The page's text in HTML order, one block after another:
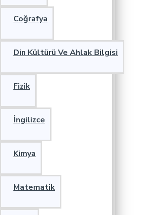
Coğrafya
Din Kültürü Ve Ahlak Bilgisi
Fizik
İngilizce
Kimya
Matematik